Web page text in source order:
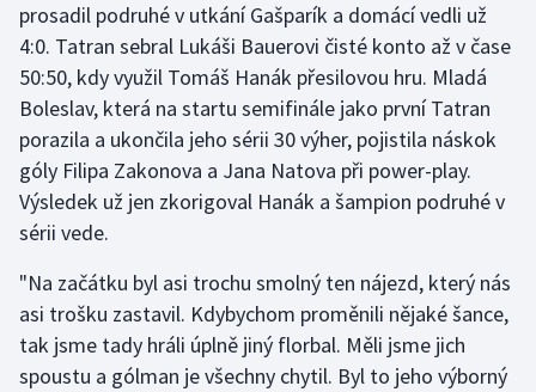
Stolní tenis
Triatlon
Veslování
Vodní slalom
Volejbal
Ostatní
prosadil podruhé v utkání Gašparík a domácí vedli už
4:0. Tatran sebral Lukáši Bauerovi čisté konto až v čase
50:50, kdy využil Tomáš Hanák přesilovou hru. Mladá
Boleslav, která na startu semifinále jako první Tatran
porazila a ukončila jeho sérii 30 výher, pojistila náskok
góly Filipa Zakonova a Jana Natova při power-play.
Výsledek už jen zkorigoval Hanák a šampion podruhé v
sérii vede.
"Na začátku byl asi trochu smolný ten nájezd, který nás
asi trošku zastavil. Kdybychom proměnili nějaké šance,
tak jsme tady hráli úplně jiný florbal. Měli jsme jich
spoustu a gólman je všechny chytil. Byl to jeho výborný